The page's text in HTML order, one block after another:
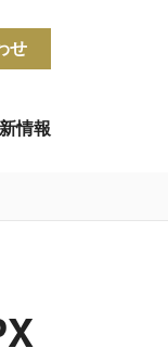
せ
情報